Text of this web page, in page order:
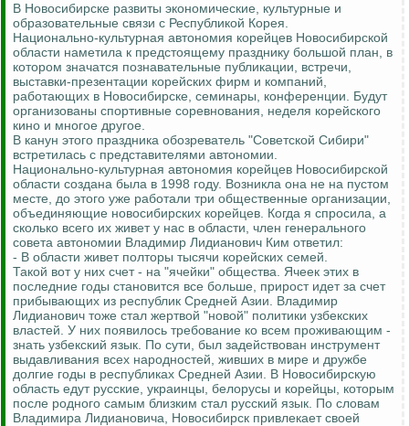
В Новосибирске развиты экономические, культурные и
образовательные связи с Республикой Корея.
Национально-культурная автономия корейцев Новосибирской
области наметила к предстоящему празднику большой план, в
котором значатся познавательные публикации, встречи,
выставки-презентации корейских фирм и компаний,
работающих в Новосибирске, семинары, конференции. Будут
организованы спортивные соревнования, неделя корейского
кино и многое другое.
В канун этого праздника обозреватель "Советской Сибири"
встретилась с представителями автономии.
Национально-культурная автономия корейцев Новосибирской
области создана была в 1998 году. Возникла она не на пустом
месте, до этого уже работали три общественные организации,
объединяющие новосибирских корейцев. Когда я спросила, а
сколько всего их живет у нас в области, член генерального
совета автономии Владимир Лидианович Ким ответил:
- В области живет полторы тысячи корейских семей.
Такой вот у них счет - на "ячейки" общества. Ячеек этих в
последние годы становится все больше, прирост идет за счет
прибывающих из республик Средней Азии. Владимир
Лидианович тоже стал жертвой "новой" политики узбекских
властей. У них появилось требование ко всем проживающим -
знать узбекский язык. По сути, был задействован инструмент
выдавливания всех народностей, живших в мире и дружбе
долгие годы в республиках Средней Азии. В Новосибирскую
область едут русские, украинцы, белорусы и корейцы, которым
после родного самым близким стал русский язык. По словам
Владимира Лидиановича, Новосибирск привлекает своей